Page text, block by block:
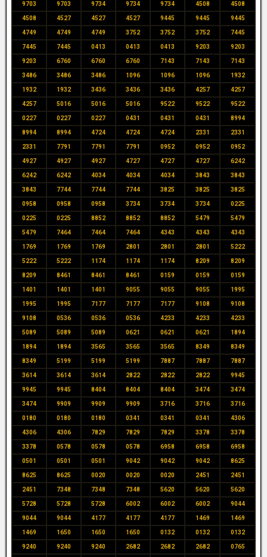
9703 9703 9734 9734 9734 4508 4508
4508 4527 4527 4527 9445 9445 9445
4749 4749 4749 3752 3752 3752 7445
7445 7445 0413 0413 0413 9203 9203
9203 6760 6760 6760 7143 7143 7143
3486 3486 3486 1096 1096 1096 1932
1932 1932 3436 3436 3436 4257 4257
4257 5016 5016 5016 9522 9522 9522
0227 0227 0227 0431 0431 0431 8994
8994 8994 4724 4724 4724 2331 2331
2331 7791 7791 7791 0952 0952 0952
4927 4927 4927 4727 4727 4727 6242
6242 6242 4034 4034 4034 3843 3843
3843 7744 7744 7744 3825 3825 3825
0958 0958 0958 3734 3734 3734 0225
0225 0225 8852 8852 8852 5479 5479
5479 7464 7464 7464 4343 4343 4343
1769 1769 1769 2801 2801 2801 5222
5222 5222 1174 1174 1174 8209 8209
8209 8461 8461 8461 0159 0159 0159
1401 1401 1401 9055 9055 9055 1995
1995 1995 7177 7177 7177 9108 9108
9108 0536 0536 0536 4233 4233 4233
5089 5089 5089 0621 0621 0621 1894
1894 1894 3565 3565 3565 8349 8349
8349 5199 5199 5199 7887 7887 7887
3614 3614 3614 2822 2822 2822 9945
9945 9945 8404 8404 8404 3474 3474
3474 9909 9909 9909 3716 3716 3716
0180 0180 0180 0341 0341 0341 4306
4306 4306 7829 7829 7829 3378 3378
3378 0578 0578 0578 6958 6958 6958
0501 0501 0501 9042 9042 9042 8625
8625 8625 0020 0020 0020 2451 2451
2451 7348 7348 7348 5620 5620 5620
5728 5728 5728 6002 6002 6002 9044
9044 9044 4177 4177 4177 1469 1469
1469 1650 1650 1650 0132 0132 0132
9240 9240 9240 2682 2682 2682 0765